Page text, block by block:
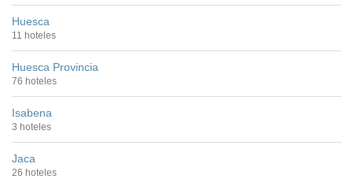
Huesca
11 hoteles
Huesca Provincia
76 hoteles
Isabena
3 hoteles
Jaca
26 hoteles